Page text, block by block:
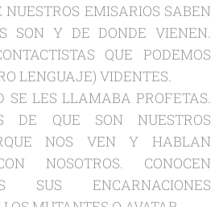
NUESTROS EMISARIOS SABEN
SON Y DE DONDE VIENEN.
QUE PODEMOS
LENGUAJE) VIDENTES.
SE LES LLAMABA PROFETAS.
DE QUE SON NUESTROS
NOS VEN Y HABLAN
NOSOTROS. CONOCEN
SUS ENCARNACIONES